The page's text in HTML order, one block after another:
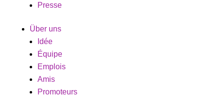
Presse
Über uns
Idée
Équipe
Emplois
Amis
Promoteurs